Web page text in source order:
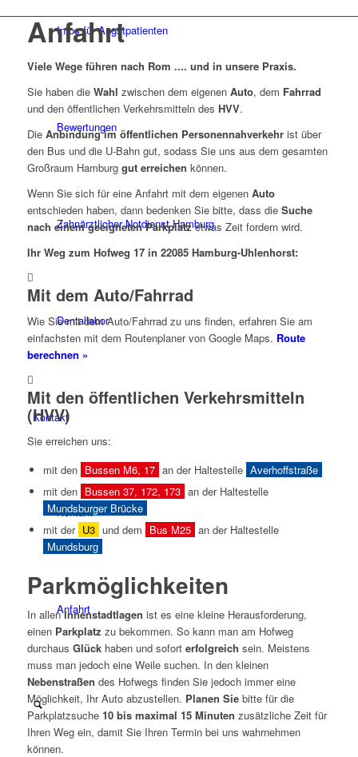
Infos für Angstpatienten
Bewertungen
Zahnärztlicher Notdienst Hamburg
Dentallabor
Kontakt
Kontakt
Anfahrt
Anfahrt
Viele Wege führen nach Rom .... und in unsere Praxis.
Sie haben die Wahl zwischen dem eigenen Auto, dem Fahrrad
und den öffentlichen Verkehrsmitteln des HVV.
Die Anbindung im öffentlichen Personennahverkehrist über
den Bus und die U-Bahn gut, sodass Sie uns aus dem gesamten
Großraum Hamburg gut erreichen können.
Wenn Sie sich für eine Anfahrt mit dem eigenen Auto
entschieden haben, dann bedenken Sie bitte, dass die Suche
nach einem geeigneten Parkplatzetwas Zeit fordern wird.
Ihr Weg zum Hofweg 17 in 22085 Hamburg-Uhlenhorst:
Mit dem Auto/Fahrrad
Wie Sie mit dem Auto/Fahrrad zu uns finden, erfahren Sie am
einfachsten mit dem Routenplaner von Google Maps. Route
berechnen »
Mit den öffentlichen Verkehrsmitteln
(HVV)
Sie erreichen uns:
mit den Bussen M6, 17 an der Haltestelle Averhoffstraße
mit den Bussen 37, 172, 173 an der Haltestelle
Mundsburger Brücke
mit der U3 und dem Bus M25 an der Haltestelle
Mundsburg
Parkmöglichkeiten
In allenInnenstadtlagen ist es eine kleine Herausforderung,
einen Parkplatz zu bekommen. So kann man am Hofweg
durchaus Glückhaben und sofort erfolgreich sein. Meistens
muss man jedoch eine Weile suchen. In den kleinen
Nebenstraßen des Hofwegs finden Sie jedoch immer eine
Möglichkeit, Ihr Auto abzustellen. Planen Sie bitte für die
Parkplatzsuche10 bis maximal 15 Minuten zusätzliche Zeit für
Ihren Weg ein, damit Sie Ihren Termin bei uns wahrnehmen
können.